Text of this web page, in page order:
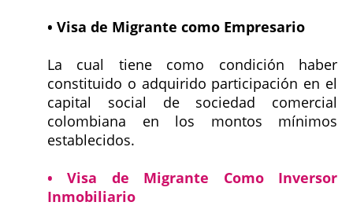
• Visa de Migrante como Empresario
La cual tiene como condición haber
constituido o adquirido participación en el
capital social de sociedad comercial
colombiana en los montos mínimos
establecidos.
• Visa de Migrante Como Inversor
Inmobiliario